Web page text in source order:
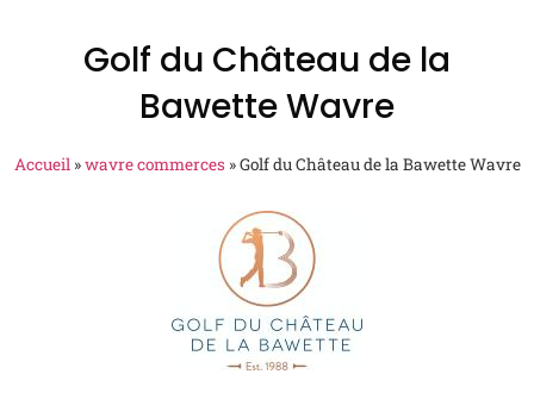
Golf du Château de la
Bawette Wavre
Accueil »wavre commerces »Golf du Château de la Bawette Wavre